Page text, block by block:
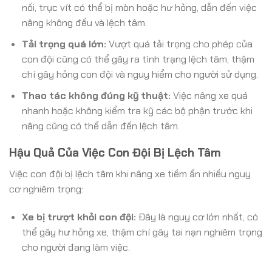
nối, trục vít có thể bị mòn hoặc hư hỏng, dẫn đến việc
nâng không đều và lệch tâm.
Tải trọng quá lớn: Vượt quá tải trọng cho phép của
con đội cũng có thể gây ra tình trạng lệch tâm, thậm
chí gây hỏng con đội và nguy hiểm cho người sử dụng.
Thao tác không đúng kỹ thuật: Việc nâng xe quá
nhanh hoặc không kiểm tra kỹ các bộ phận trước khi
nâng cũng có thể dẫn đến lệch tâm.
Hậu Quả Của Việc Con Đội Bị Lệch Tâm
Việc con đội bị lệch tâm khi nâng xe tiềm ẩn nhiều nguy
cơ nghiêm trọng:
Xe bị trượt khỏi con đội: Đây là nguy cơ lớn nhất, có
thể gây hư hỏng xe, thậm chí gây tai nạn nghiêm trọng
cho người đang làm việc.